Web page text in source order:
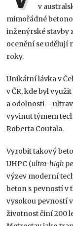
v
mimořádné
inženýrské stavby
ocenění se udělují
roky.
Unikátní lávka v
v ČR, kde byl
a odolnosti –
vyvinut týmem
Roberta Coufala.
Vyrobit takový
UHPC (ultra-high
výzev moderní
beton s pevností v
vysokou pevností
životnost činí 200